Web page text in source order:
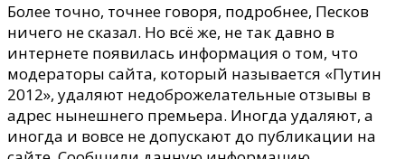
Более точно, точнее говоря, подробнее, Песков
ничего не сказал. Но всё же, не так давно в
интернете появилась информация о том, что
модераторы сайта, который называется «Путин
2012», удаляют недоброжелательные отзывы в
адрес нынешнего премьера. Иногда удаляют, а
иногда и вовсе не допускают до публикации на